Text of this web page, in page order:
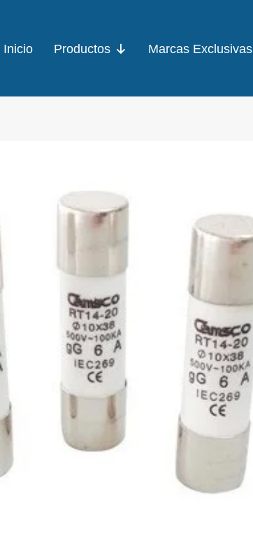
Inicio Productos Marcas Exclusivas